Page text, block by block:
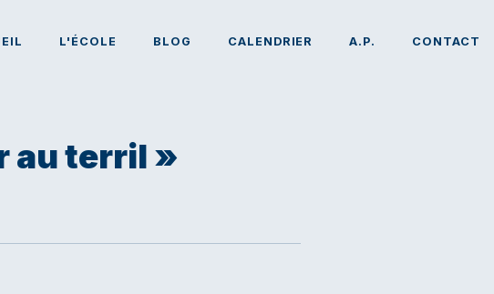
L'ÉCOLE BLOG CALENDRIER A.P. CONTACT
au terril »